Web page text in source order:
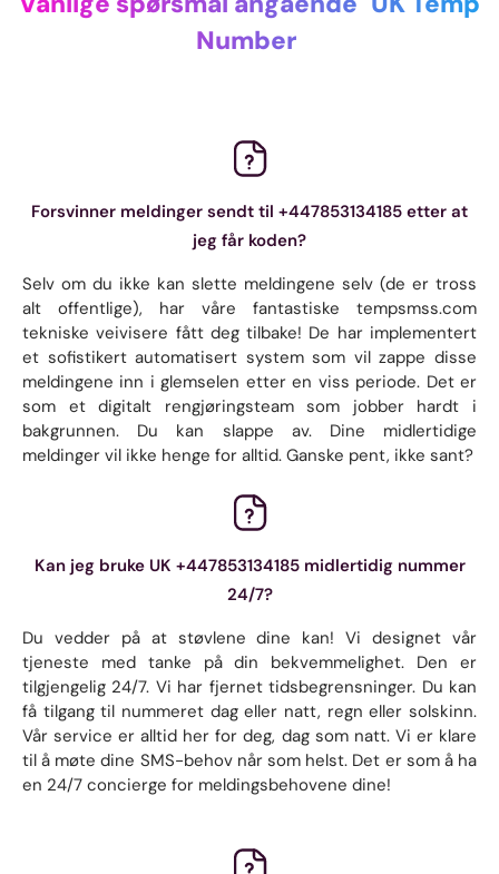
Number
Forsvinner meldinger sendt til +447853134185 etter at
jeg får koden?
Selv om du ikke kan slette meldingene selv (de er tross
alt offentlige), har våre fantastiske tempsmss.com
tekniske veivisere fått deg tilbake! De har implementert
et sofistikert automatisert system som vil zappe disse
meldingene inn i glemselen etter en viss periode. Det er
som et digitalt rengjøringsteam som jobber hardt i
bakgrunnen. Du kan slappe av. Dine midlertidige
meldinger vil ikke henge for alltid. Ganske pent, ikke sant?
Kan jeg bruke UK +447853134185 midlertidig nummer
24/7?
Du vedder på at støvlene dine kan! Vi designet vår
tjeneste med tanke på din bekvemmelighet. Den er
tilgjengelig 24/7. Vi har fjernet tidsbegrensninger. Du kan
få tilgang til nummeret dag eller natt, regn eller solskinn.
Vår service er alltid her for deg, dag som natt. Vi er klare
til å møte dine SMS-behov når som helst. Det er som å ha
en 24/7 concierge for meldingsbehovene dine!